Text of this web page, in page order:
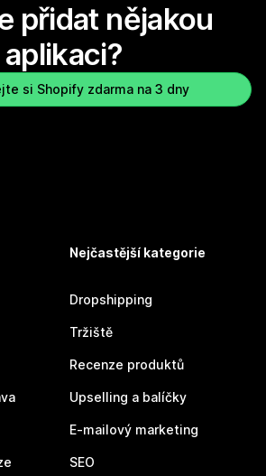
přidat nějakou
aplikaci?
si Shopify zdarma na 3 dny
Nejčastější kategorie
Dropshipping
Tržiště
Recenze produktů
Upselling a balíčky
E-mailový marketing
SEO